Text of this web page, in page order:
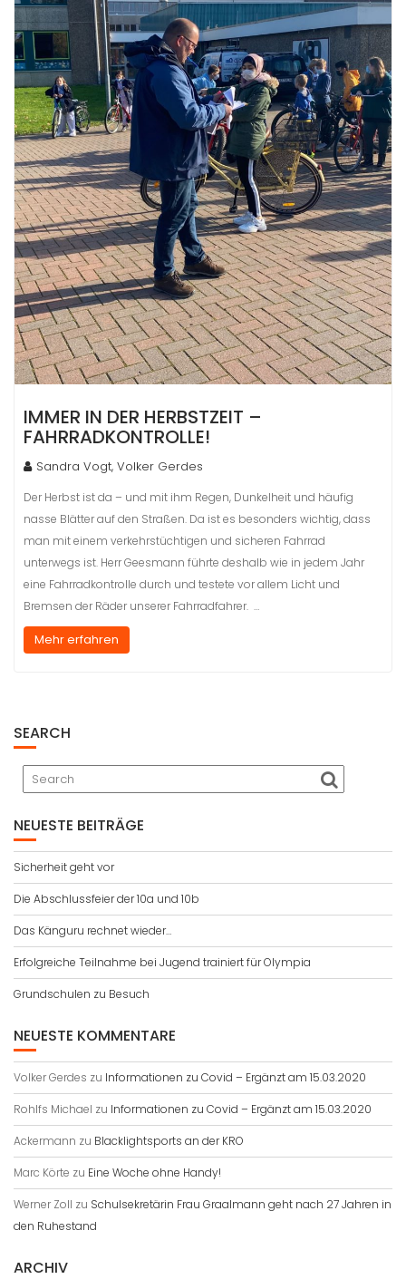
IMMER IN DER HERBSTZEIT –
FAHRRADKONTROLLE!
Sandra Vogt, Volker Gerdes
Der Herbst ist da – und mit ihm Regen, Dunkelheit und häufig
nasse Blätter auf den Straßen. Da ist es besonders wichtig, dass
man mit einem verkehrstüchtigen und sicheren Fahrrad
unterwegs ist. Herr Geesmann führte deshalb wie in jedem Jahr
eine Fahrradkontrolle durch und testete vor allem Licht und
Bremsen der Räder unserer Fahrradfahrer. …
Mehr erfahren
SEARCH
NEUESTE BEITRÄGE
Sicherheit geht vor
Die Abschlussfeier der 10a und 10b
Das Känguru rechnet wieder…
Erfolgreiche Teilnahme bei Jugend trainiert für Olympia
Grundschulen zu Besuch
NEUESTE KOMMENTARE
Volker Gerdes zu Informationen zu Covid – Ergänzt am 15.03.2020
Rohlfs Michael zu Informationen zu Covid – Ergänzt am 15.03.2020
Ackermann zu Blacklightsports an der KRO
Marc Körte zu Eine Woche ohne Handy!
Werner Zoll zu Schulsekretärin Frau Graalmann geht nach 27 Jahren in
den Ruhestand
ARCHIV